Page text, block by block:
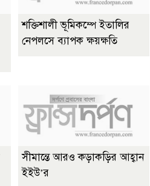
শক্তিশালী ভূমিকম্পে ইতালির
নেপলসে ব্যাপক ক্ষয়ক্ষতি
সীমান্তে আরও কড়াকড়ির আহ্বান
ইইউ’র